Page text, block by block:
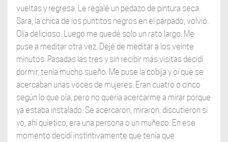
vueltas y regresa. Le regalé un pedazo de pintura seca.
Sara, la chica de los puntitos negros en el párpado, volvió.
Olía delicioso. Luego me quedé solo un rato largo. Me
puse a meditar otra vez. Dejé de meditar a los veinte
minutos. Pasadas las tres y sin recibir más visitas decidí
dormir, tenía mucho sueño. Me puse la cobija y oí que se
acercaban unas voces de mujeres. Eran cuatro o cinco
según lo que oía, pero no quería acercarme a mirar porque
ya estaba instalado. Se acercaron, miraron, discutieron si
yo, ahí quietico, era una persona o un muñeco. En ese
momento decidí instintivamente que tenía que